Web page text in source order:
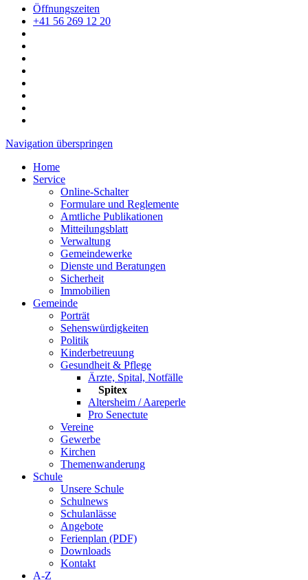
Öffnungszeiten
+41 56 269 12 20
Navigation überspringen
Home
Service
Online-Schalter
Formulare und Reglemente
Amtliche Publikationen
Mitteilungsblatt
Verwaltung
Gemeindewerke
Dienste und Beratungen
Sicherheit
Immobilien
Gemeinde
Porträt
Sehenswürdigkeiten
Politik
Kinderbetreuung
Gesundheit & Pflege
Ärzte, Spital, Notfälle
Spitex
Altersheim / Aareperle
Pro Senectute
Vereine
Gewerbe
Kirchen
Themenwanderung
Schule
Unsere Schule
Schulnews
Schulanlässe
Angebote
Ferienplan (PDF)
Downloads
Kontakt
A-Z